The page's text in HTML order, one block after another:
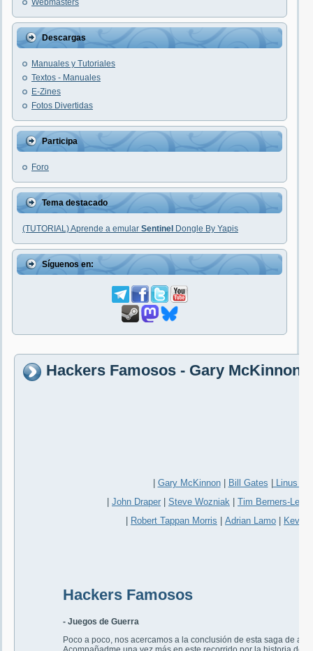
Webmasters
Descargas
Manuales y Tutoriales
Textos - Manuales
E-Zines
Fotos Divertidas
Participa
Foro
Tema destacado
(TUTORIAL) Aprende a emular Sentinel Dongle By Yapis
Síguenos en:
Hackers Famosos - Gary McKinnon
Gary McKinnon| Bill Gates
Linus
John Draper Steve Wozniak Tim Berners-Lee
Robert Tappan Morris Adrian Lamo Kevin
Hackers Famosos
- Juegos de Guerra
Poco a poco, nos acercamos a la conclusión de esta saga de